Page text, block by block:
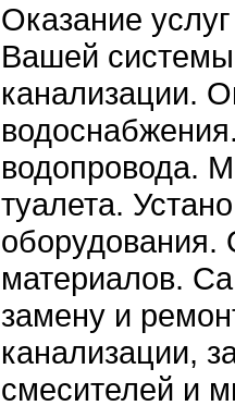
Оказание
Вашей
канализации.
водопровода.
туалета.
оборудования.
материалов.
замену и
канализации,
смесителей и